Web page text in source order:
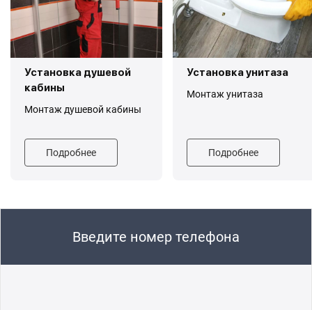
Установка душевой
кабины
Монтаж душевой кабины
Подробнее
Установка унитаза
Монтаж унитаза
Подробнее
Введите номер телефона